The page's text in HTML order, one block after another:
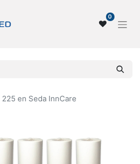
0
en Seda InnCare